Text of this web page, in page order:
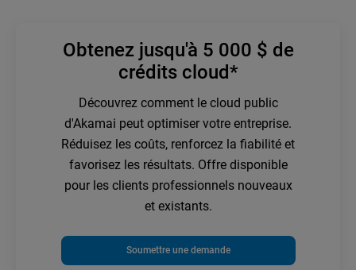
Obtenez jusqu'à 5 000 $ de
crédits cloud*
Découvrez comment le cloud public
d'Akamai peut optimiser votre entreprise.
Réduisez les coûts, renforcez la fiabilité et
favorisez les résultats. Offre disponible
pour les clients professionnels nouveaux
et existants.
Soumettre une demande